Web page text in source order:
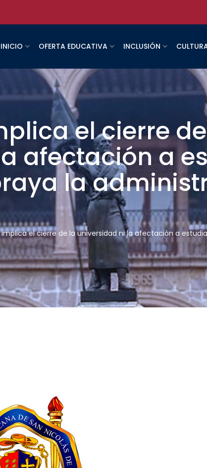
INICIO OFERTA EDUCATIVA INCLUSIÓN
el cierre
afectación a
la
implica el cierre de la universidad ni la afectación a